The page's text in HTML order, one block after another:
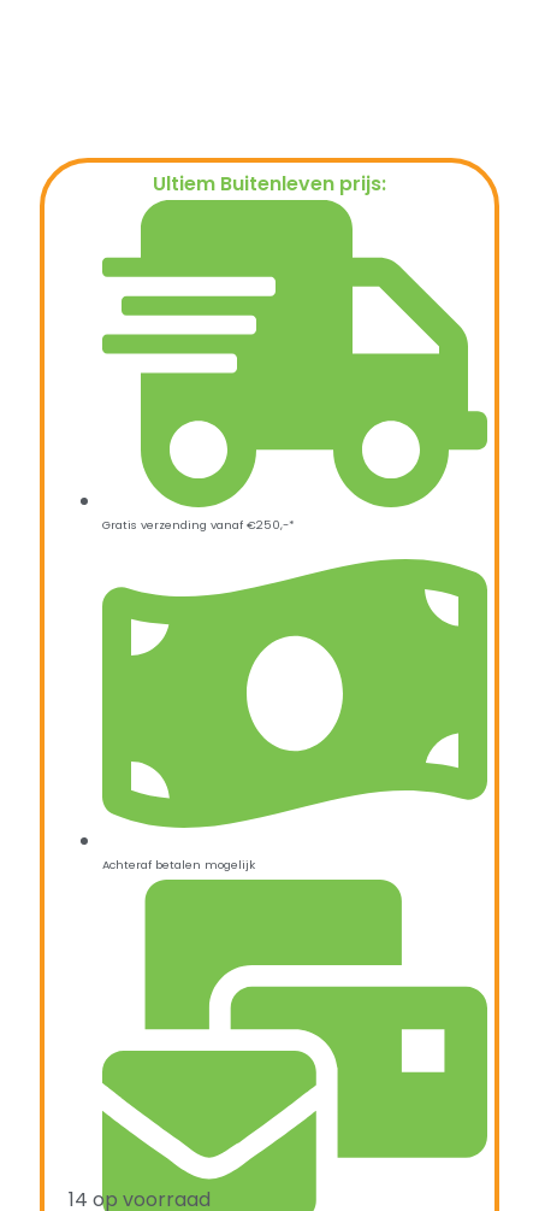
Ultiem Buitenleven prijs:
Gratis verzending vanaf €250,-*
Achteraf betalen mogelijk
14 op voorraad